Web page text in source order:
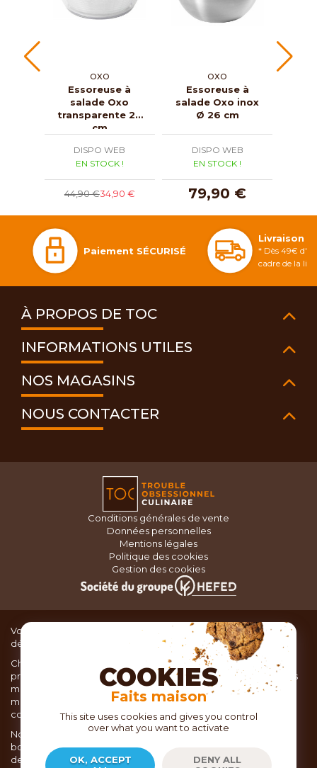
OXO
Essoreuse à
salade Oxo
transparente 26
cm
DISPO WEB
EN STOCK !
44,90 €34,90 €
OXO
Essoreuse à
salade Oxo inox
Ø 26 cm
DISPO WEB
EN STOCK !
79,90 €
Paiement SÉCURISÉ
Livraison
* Dès 49€
cadre de la
À PROPOS DE TOC
INFORMATIONS UTILES
NOS MAGASINS
NOUS CONTACTER
Conditions générales de vente
Données personnelles
Mentions légales
Politique des cookies
Gestion des cookies
Vous recherchez du matériel de cuisine pour concocter de
délicieux plats ou des pâtisseries dignes d’un grand chef ?
Chez TOC, boutique d’ustensiles de cuisine, nous vous
proposons une large sélection de produits issus des meilleures
marques de matériel de cuisine: Ustensiles de pâtisserie,
matériel de cuisson, service de table, ustensiles de cuisine,
coutellerie, set picnic.
Nous vous réservons un accueil chaleureux au sein de nos 21
boutiques, mais vous trouverez également tout votre matériel
de cuisine en ligne sur notre site internet toc.fr
COOKIES
Faits maison
This site uses cookies and gives you control
over what you want to activate
OK, ACCEPT
DENY ALL